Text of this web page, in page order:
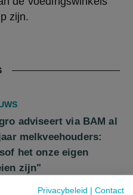
Privacybeleid | Contact
zijn.
adviseert via BAM al
melkveehouders:
het onze eigen
zijn"